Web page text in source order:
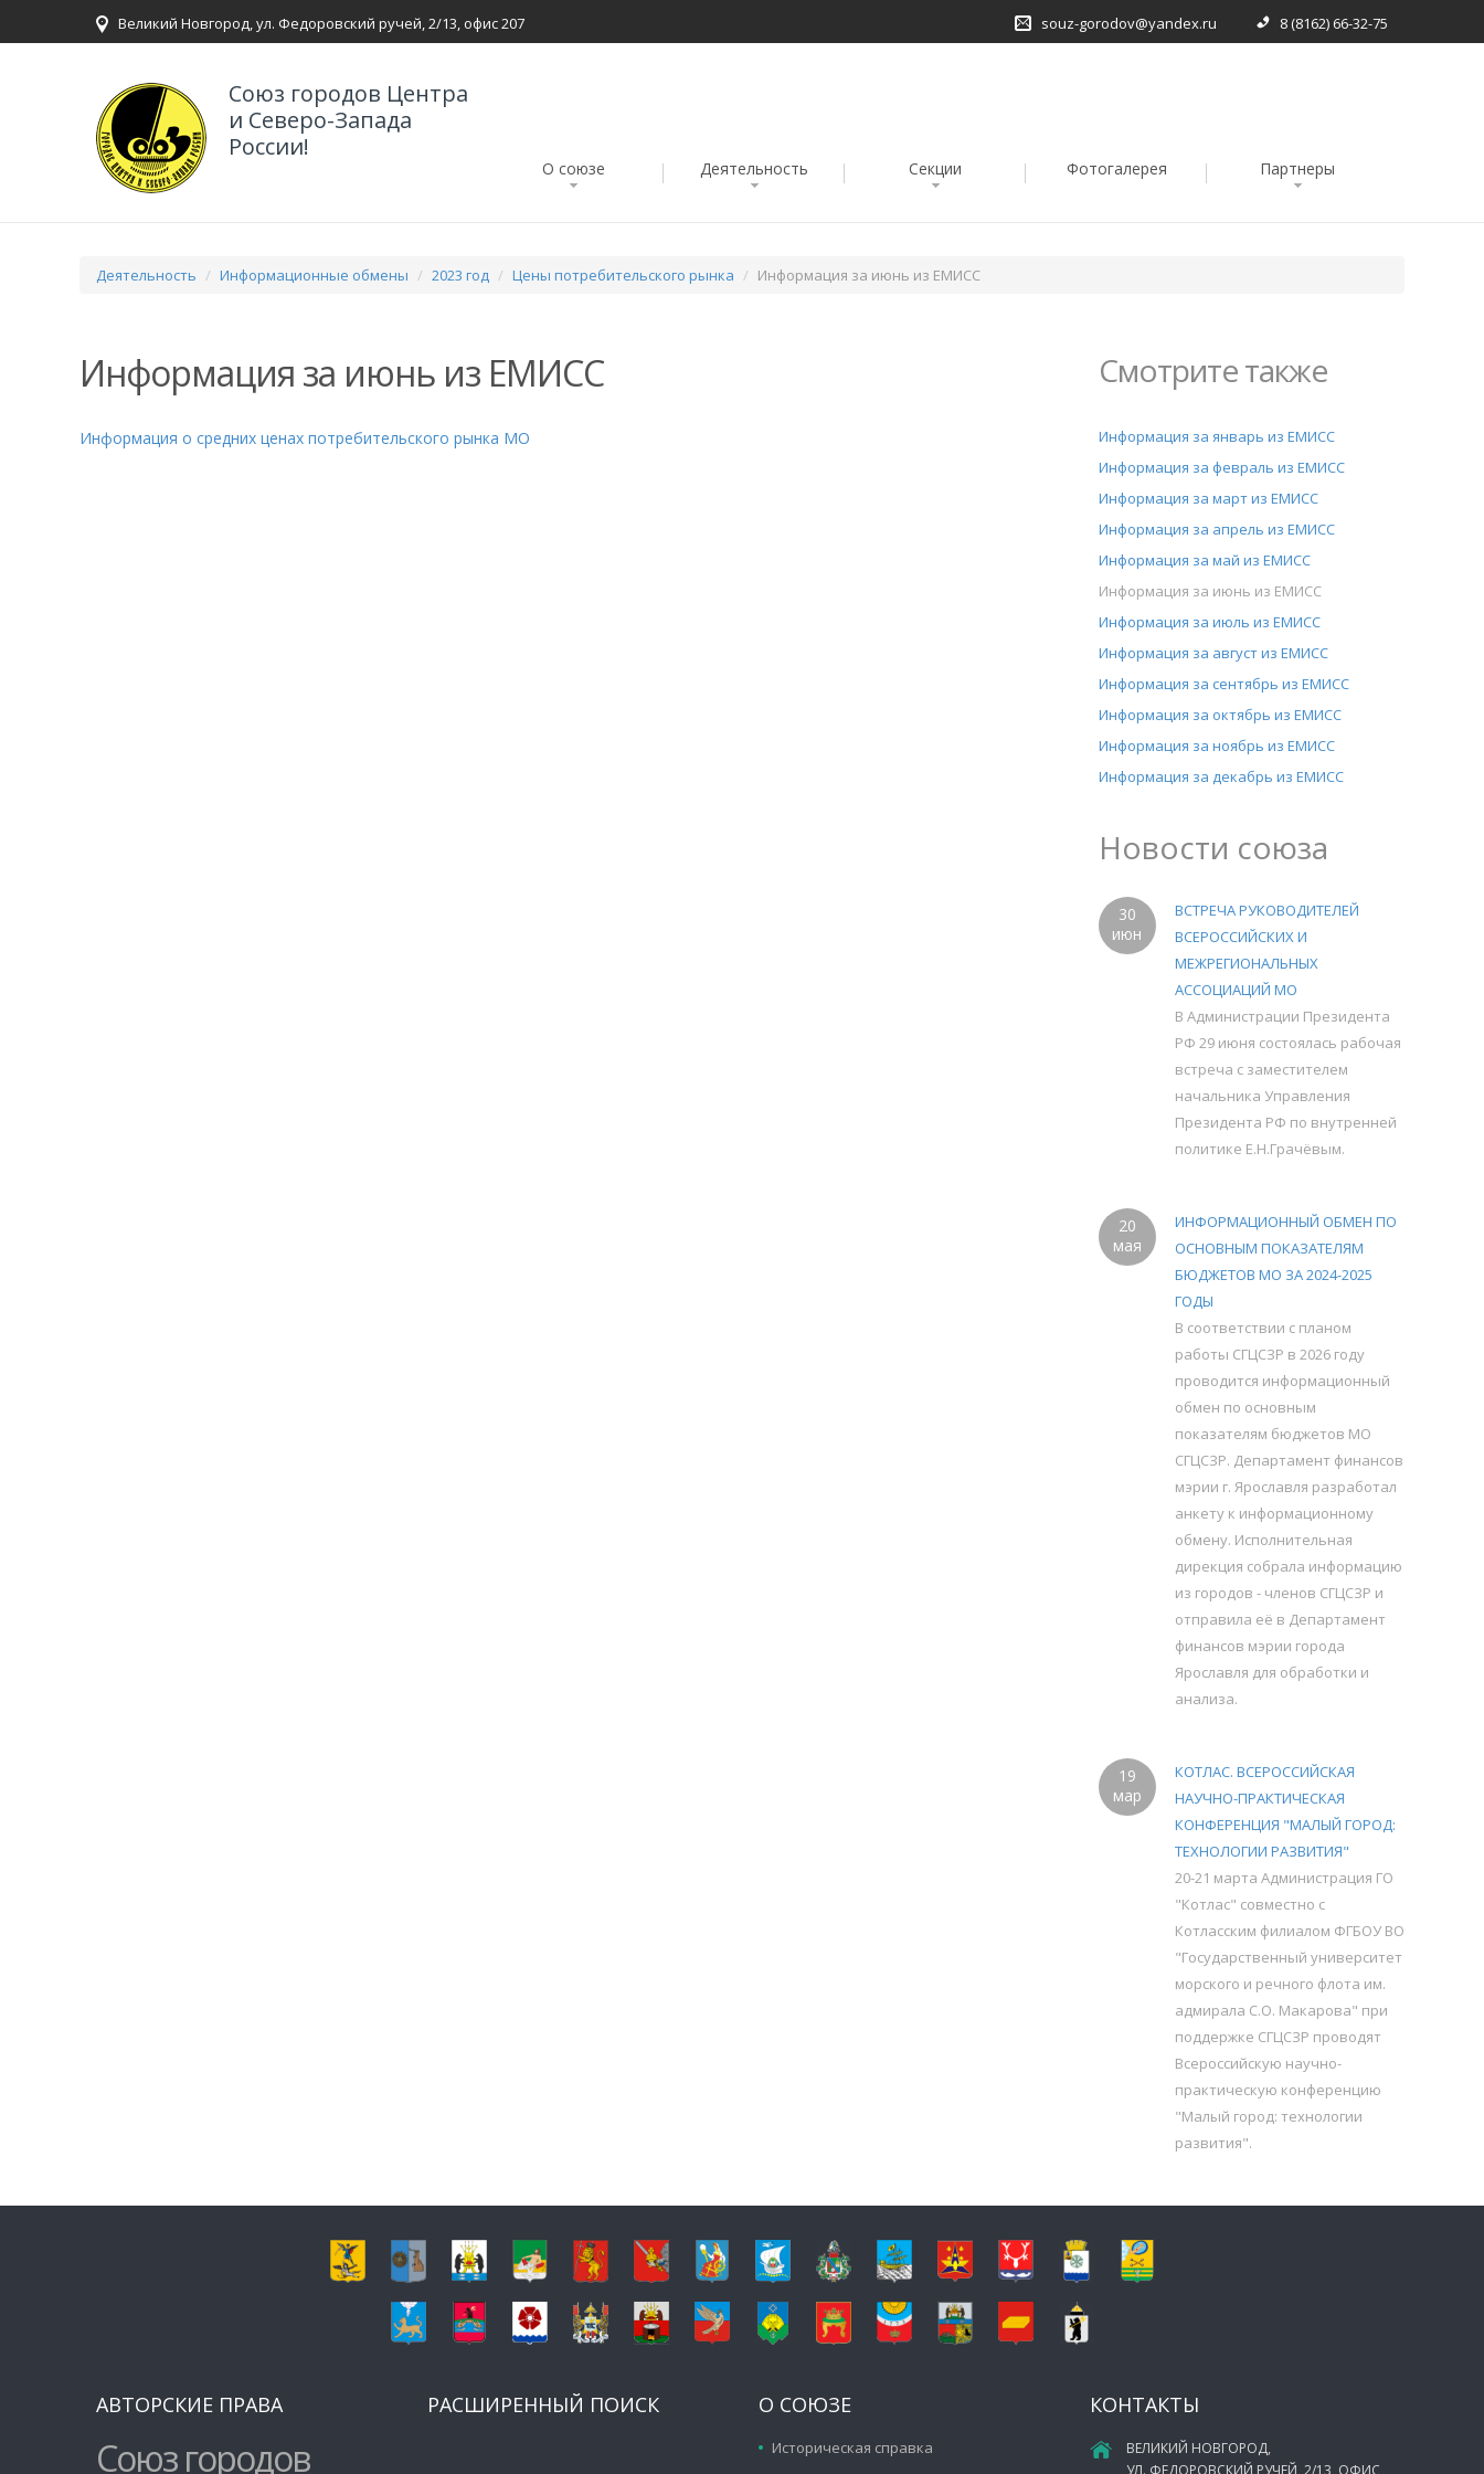
Великий Новгород, ул. Федоровский ручей, 2/13, офис 207 souz-gorodov@yandex.ru 8 (8162) 66-32-75
Союз городов Центра
и Северо-Запада
России!
О союзе Деятельность Секции Фотогалерея Партнеры
Деятельность Информационные обмены 2023 год Цены потребительского рынка Информация за июнь из ЕМИСС
Информация за июнь из ЕМИСС
Информация о средних ценах потребительского рынка МО
Смотрите также
Информация за январь из ЕМИСС
Информация за февраль из ЕМИСС
Информация за март из ЕМИСС
Информация за апрель из ЕМИСС
Информация за май из ЕМИСС
Информация за июнь из ЕМИСС
Информация за июль из ЕМИСС
Информация за август из ЕМИСС
Информация за сентябрь из ЕМИСС
Информация за октябрь из ЕМИСС
Информация за ноябрь из ЕМИСС
Информация за декабрь из ЕМИСС
Новости союза
30
июн
ВСТРЕЧА РУКОВОДИТЕЛЕЙ
ВСЕРОССИЙСКИХ И
МЕЖРЕГИОНАЛЬНЫХ
АССОЦИАЦИЙ МО
В Администрации Президента
РФ 29 июня состоялась рабочая
встреча с заместителем
начальника Управления
Президента РФ по внутренней
политике Е.Н.Грачёвым.
20
мая
ИНФОРМАЦИОННЫЙ ОБМЕН ПО
ОСНОВНЫМ ПОКАЗАТЕЛЯМ
БЮДЖЕТОВ МО ЗА 2024-2025
ГОДЫ
В соответствии с планом
работы СГЦСЗР в 2026 году
проводится информационный
обмен по основным
показателям бюджетов МО
СГЦСЗР. Департамент финансов
мэрии г. Ярославля разработал
анкету к информационному
обмену. Исполнительная
дирекция собрала информацию
из городов - членов СГЦСЗР и
отправила её в Департамент
финансов мэрии города
Ярославля для обработки и
анализа.
19
мар
КОТЛАС. ВСЕРОССИЙСКАЯ
НАУЧНО-ПРАКТИЧЕСКАЯ
КОНФЕРЕНЦИЯ "МАЛЫЙ ГОРОД:
ТЕХНОЛОГИИ РАЗВИТИЯ"
20-21 марта Администрация ГО
"Котлас" совместно с
Котласским филиалом ФГБОУ ВО
"Государственный университет
морского и речного флота им.
адмирала С.О. Макарова" при
поддержке СГЦСЗР проводят
Всероссийскую научно-
практическую конференцию
"Малый город: технологии
развития".
АВТОРСКИЕ ПРАВА
Союз городов
РАСШИРЕННЫЙ ПОИСК О СОЮЗЕ
Историческая справка
КОНТАКТЫ
ВЕЛИКИЙ НОВГОРОД,
УЛ. ФЕДОРОВСКИЙ РУЧЕЙ, 2/13, ОФИС